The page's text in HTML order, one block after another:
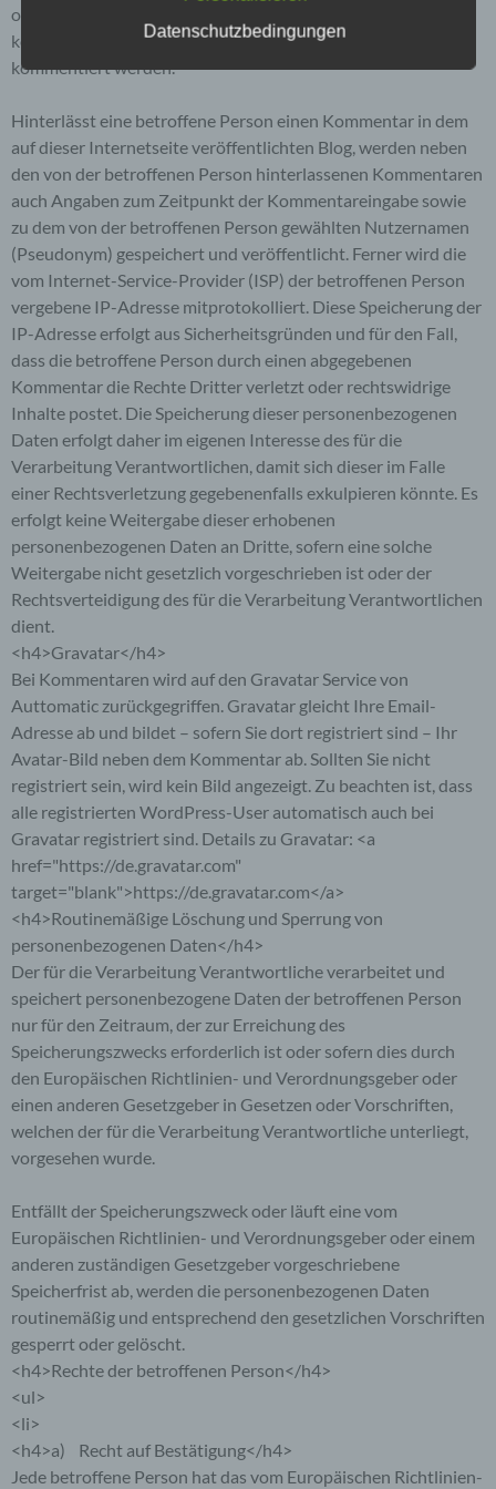
oder Gedanken in sogenannten Blogposts niederschreiben
können. Die Blogposts können in der Regel von Dritten
kommentiert werden.
Hinterlässt eine betroffene Person einen Kommentar in dem
auf dieser Internetseite veröffentlichten Blog, werden neben
den von der betroffenen Person hinterlassenen Kommentaren
auch Angaben zum Zeitpunkt der Kommentareingabe sowie
zu dem von der betroffenen Person gewählten Nutzernamen
(Pseudonym) gespeichert und veröffentlicht. Ferner wird die
vom Internet-Service-Provider (ISP) der betroffenen Person
vergebene IP-Adresse mitprotokolliert. Diese Speicherung der
IP-Adresse erfolgt aus Sicherheitsgründen und für den Fall,
dass die betroffene Person durch einen abgegebenen
Kommentar die Rechte Dritter verletzt oder rechtswidrige
Inhalte postet. Die Speicherung dieser personenbezogenen
Daten erfolgt daher im eigenen Interesse des für die
Verarbeitung Verantwortlichen, damit sich dieser im Falle
einer Rechtsverletzung gegebenenfalls exkulpieren könnte. Es
erfolgt keine Weitergabe dieser erhobenen
personenbezogenen Daten an Dritte, sofern eine solche
Weitergabe nicht gesetzlich vorgeschrieben ist oder der
Rechtsverteidigung des für die Verarbeitung Verantwortlichen
dient.
<h4>Gravatar</h4>
Bei Kommentaren wird auf den Gravatar Service von
Auttomatic zurückgegriffen. Gravatar gleicht Ihre Email-
Adresse ab und bildet – sofern Sie dort registriert sind – Ihr
Avatar-Bild neben dem Kommentar ab. Sollten Sie nicht
registriert sein, wird kein Bild angezeigt. Zu beachten ist, dass
alle registrierten WordPress-User automatisch auch bei
Gravatar registriert sind. Details zu Gravatar: <a
href="https://de.gravatar.com"
target="blank">https://de.gravatar.com</a>
<h4>Routinemäßige Löschung und Sperrung von
personenbezogenen Daten</h4>
Der für die Verarbeitung Verantwortliche verarbeitet und
speichert personenbezogene Daten der betroffenen Person
nur für den Zeitraum, der zur Erreichung des
Speicherungszwecks erforderlich ist oder sofern dies durch
den Europäischen Richtlinien- und Verordnungsgeber oder
einen anderen Gesetzgeber in Gesetzen oder Vorschriften,
welchen der für die Verarbeitung Verantwortliche unterliegt,
vorgesehen wurde.
Entfällt der Speicherungszweck oder läuft eine vom
Europäischen Richtlinien- und Verordnungsgeber oder einem
anderen zuständigen Gesetzgeber vorgeschriebene
Speicherfrist ab, werden die personenbezogenen Daten
routinemäßig und entsprechend den gesetzlichen Vorschriften
gesperrt oder gelöscht.
<h4>Rechte der betroffenen Person</h4>
<ul>
<li>
<h4>a) Recht auf Bestätigung</h4>
Jede betroffene Person hat das vom Europäischen Richtlinien-
03076404740
E-Mail: info@spielfilmmusik.de
DE211035512
Cookies / SessionStorage / LocalStorage
Die Internetseiten verwenden teilweise so
genannte Cookies, LocalStorage und
SessionStorage. Dies dient dazu, unser Angebot
nutzerfreundlicher, effektiver und sicherer zu
machen. Local Storage und SessionStorage ist
eine Technologie, mit welcher ihr Browser Daten
auf Ihrem Computer oder mobilen Gerät
abspeichert. Cookies sind Textdateien, welche
über einen Internetbrowser auf einem
Computersystem abgelegt und gespeichert
werden. Sie können die Verwendung von Cookies,
LocalStorage und SessionStorage durch
entsprechende Einstellung in Ihrem Browser
verhindern.
Zahlreiche Internetseiten und Server verwenden
Cookies. Viele Cookies enthalten eine sogenannte
Cookie-ID. Eine Cookie-ID ist eine eindeutige
Kennung des Cookies. Sie besteht aus einer
Zeichenfolge, durch welche Internetseiten und
Server dem konkreten Internetbrowser zugeordnet
werden können, in dem das Cookie gespeichert
wurde. Dies ermöglicht es den besuchten
Internetseiten und Servern, den individuellen
Browser der betroffenen Person von anderen
Internetbrowsern, die andere Cookies enthalten,
zu unterscheiden. Ein bestimmter Internetbrowser
kann über die eindeutige Cookie-ID wiedererkannt
und identifiziert werden.
Durch den Einsatz von Cookies kann den Nutzern
dieser Internetseite nutzerfreundlichere Services
bereitstellen, die ohne die Cookie-Setzung nicht
möglich wären.
Mittels eines Cookies können die Informationen
und Angebote auf unserer Internetseite im Sinne
des Benutzers optimiert werden. Cookies
Zweck dieser Wiedererkennung ist es, den
Nutzern die Verwendung unserer Internetseite zu
erleichtern. Der Benutzer einer Internetseite, die
Cookies verwendet, muss beispielsweise nicht bei
jedem Besuch der Internetseite erneut seine
Zugangsdaten eingeben, weil dies von der
Internetseite und dem auf dem Computersystem
des Benutzers abgelegten Cookie übernommen
merkt sich die Artikel, die ein Kunde in den
virtuellen Warenkorb gelegt hat, über ein Cookie.
Datenschutzbedingungen